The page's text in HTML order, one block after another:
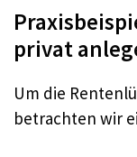
privat
Um die
betrachten wir